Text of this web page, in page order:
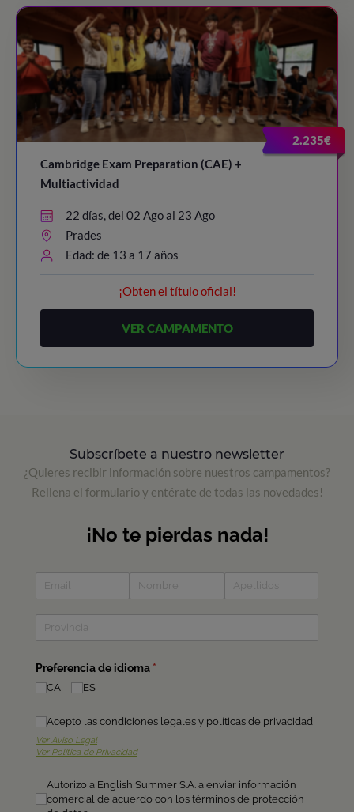
2.235€
Cambridge Exam Preparation (CAE) +
Multiactividad
22 días, del 02 Ago al 23 Ago
Prades
Edad: de 13 a 17 años
¡Obten el título oficial!
VER CAMPAMENTO
Subscríbete a nuestro newsletter
¿Quieres recibir información sobre nuestros campamentos?
Rellena el formulario y entérate de todas las novedades!